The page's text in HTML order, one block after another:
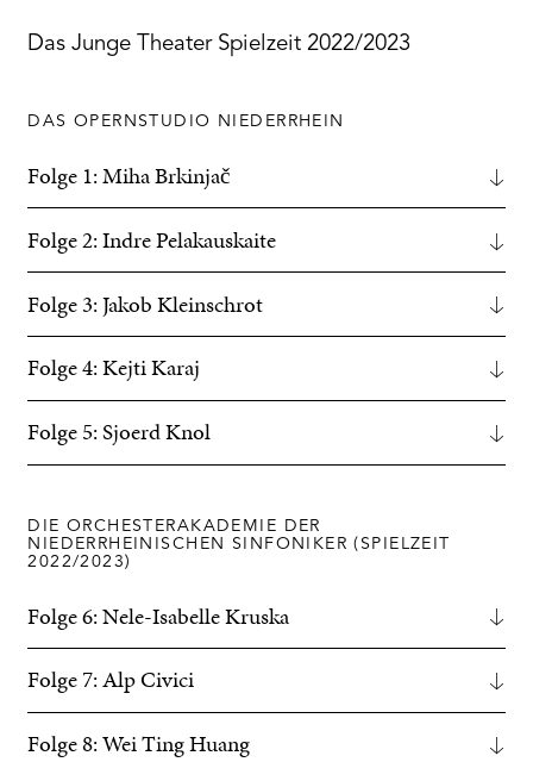
Das Junge Theater Spielzeit 2022/2023
DAS OPERNSTUDIO NIEDERRHEIN
Folge 1: Miha Brkinjač
Folge 2: Indre Pelakauskaite
Folge 3: Jakob Kleinschrot
Folge 4: Kejti Karaj
Folge 5: Sjoerd Knol
DIE ORCHESTERAKADEMIE DER
NIEDERRHEINISCHEN SINFONIKER (SPIELZEIT
2022/2023)
Folge 6: Nele-Isabelle Kruska
Folge 7: Alp Civici
Folge 8: Wei Ting Huang